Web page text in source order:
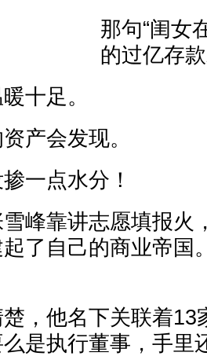
那句“闺女
的过亿存
十足。
产会发现。
一点水分！
峰靠讲志愿填报火
了自己的商业帝国
，他名下关联着13
是执行董事，手里